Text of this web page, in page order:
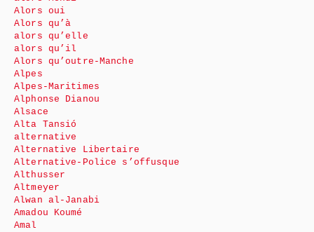
Alors oui
Alors qu’à
alors qu’elle
alors qu’il
Alors qu’outre-Manche
Alpes
Alpes-Maritimes
Alphonse Dianou
Alsace
Alta Tansió
alternative
Alternative Libertaire
Alternative-Police s’offusque
Althusser
Altmeyer
Alwan al-Janabi
Amadou Koumé
Amal